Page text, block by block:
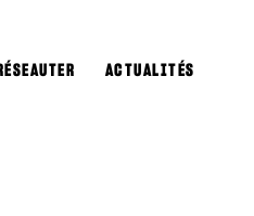
RÉSEAUTER ACTUALITÉS